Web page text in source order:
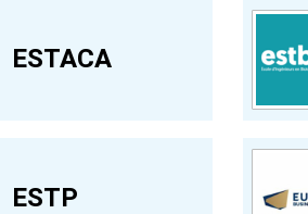
ESTACA
ESTP